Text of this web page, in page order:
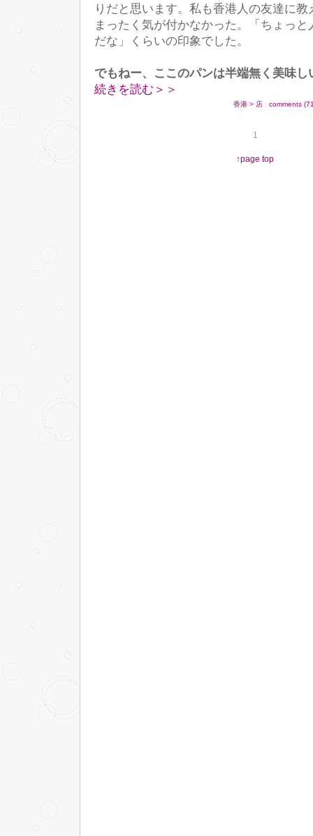
りだと思います。私も香港人の友達に
まったく気が付かなかった。「ちょっ
だな」くらいの印象でした。
でもねー、ここのパンは半端無く美味し
続きを読む＞＞
香港 > 店 : comments
1
↑page top